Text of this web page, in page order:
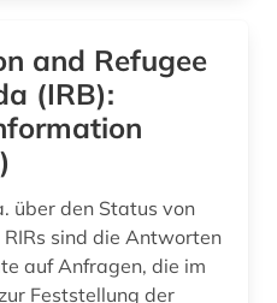
geschichte 1900-2000 (2)
geschlechterforschung (1)
gesundheitsindikator (1)
and Refugee
(IRB):
über den Status von
sind die Antworten
auf Anfragen, die im
Feststellung der